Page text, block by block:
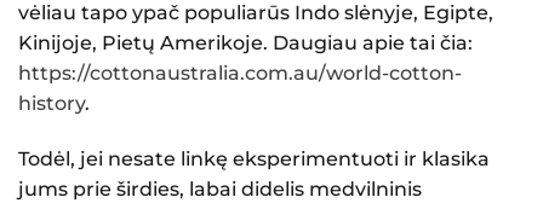
vėliau tapo ypač populiarūs Indo slėnyje, Egipte,
Kinijoje, Pietų Amerikoje. Daugiau apie tai čia:
https://cottonaustralia.com.au/world-cotton-
history.
Todėl, jei nesate linkę eksperimentuoti ir klasika
jums prie širdies, labai didelis medvilninis